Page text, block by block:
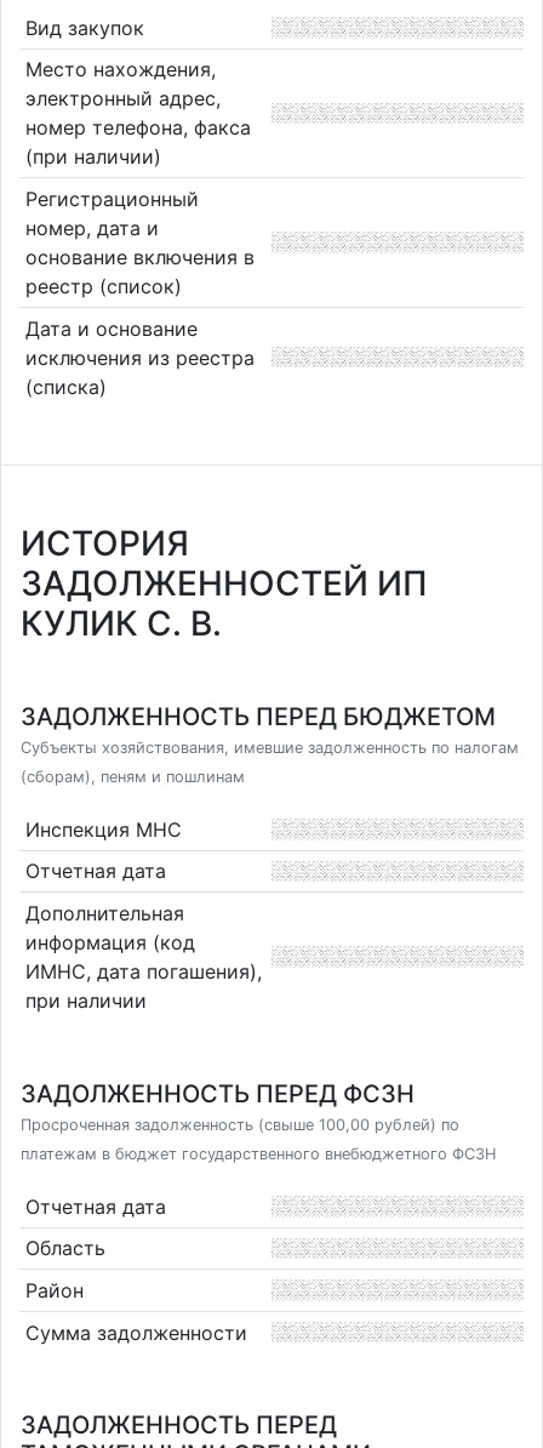
Вид закупок
Место нахождения,
электронный адрес,
номер телефона, факса
(при наличии)
Регистрационный
номер, дата и
основание включения в
реестр (список)
Дата и основание
исключения из реестра
(списка)
ИСТОРИЯ
ЗАДОЛЖЕННОСТЕЙ ИП
КУЛИК С. В.
ЗАДОЛЖЕННОСТЬ ПЕРЕД БЮДЖЕТОМ
Субъекты хозяйствования, имевшие задолженность по налогам
(сборам), пеням и пошлинам
Инспекция МНС
Отчетная дата
Дополнительная
информация (код
ИМНС, дата погашения),
при наличии
ЗАДОЛЖЕННОСТЬ ПЕРЕД ФСЗН
Просроченная задолженность (свыше 100,00 рублей) по
платежам в бюджет государственного внебюджетного ФСЗН
Отчетная дата
Область
Район
Сумма задолженности
ЗАДОЛЖЕННОСТЬ ПЕРЕД